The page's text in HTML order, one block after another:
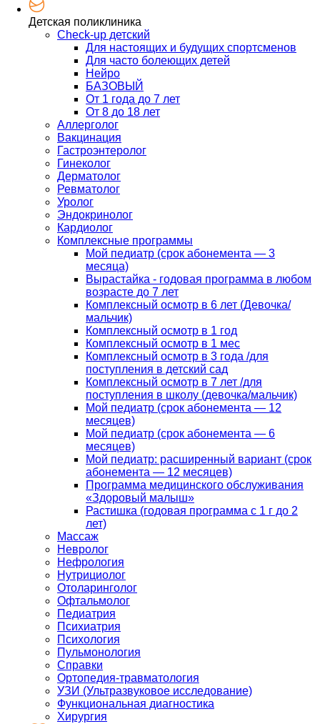
Детская поликлиника
Check-up детский
Для настоящих и будущих спортсменов
Для часто болеющих детей
Нейро
БАЗОВЫЙ
От 1 года до 7 лет
От 8 до 18 лет
Аллерголог
Вакцинация
Гастроэнтеролог
Гинеколог
Дерматолог
Ревматолог
Уролог
Эндокринолог
Кардиолог
Комплексные программы
Мой педиатр (срок абонемента — 3
месяца)
Вырастайка - годовая программа в любом
возрасте до 7 лет
Комплексный осмотр в 6 лет (Девочка/
мальчик)
Комплексный осмотр в 1 год
Комплексный осмотр в 1 мес
Комплексный осмотр в 3 года /для
поступления в детский сад
Комплексный осмотр в 7 лет /для
поступления в школу (девочка/мальчик)
Мой педиатр (срок абонемента — 12
месяцев)
Мой педиатр (срок абонемента — 6
месяцев)
Мой педиатр: расширенный вариант (срок
абонемента — 12 месяцев)
Программа медицинского обслуживания
«Здоровый малыш»
Растишка (годовая программа с 1 г до 2
лет)
Массаж
Невролог
Нефрология
Нутрициолог
Отоларинголог
Офтальмолог
Педиатрия
Психиатрия
Психология
Пульмонология
Справки
Ортопедия-травматология
УЗИ (Ультразвуковое исследование)
Функциональная диагностика
Хирургия